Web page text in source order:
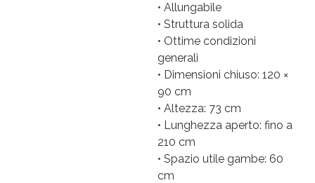
• Allungabile
• Struttura solida
• Ottime condizioni
generali
• Dimensioni chiuso: 120 ×
90 cm
• Altezza: 73 cm
• Lunghezza aperto: fino a
210 cm
• Spazio utile gambe: 60
cm